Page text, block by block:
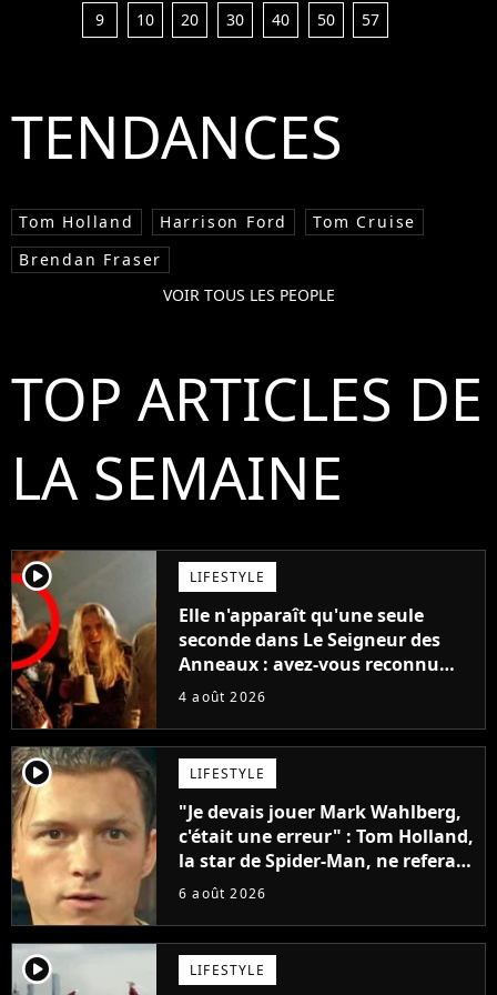
9
10 20 30 40 50 57
TENDANCES
Tom Holland Harrison Ford
Tom Cruise
Brendan Fraser
VOIR TOUS LES PEOPLE
TOP ARTICLES DE
LA SEMAINE
player2 LIFESTYLE
Elle n'apparaît qu'une seule
seconde dans Le Seigneur des
Anneaux : avez-vous reconnu
cette légende du cinéma dans la
4 août 2026
player2 LIFESTYLE
"Je devais jouer Mark Wahlberg,
c'était une erreur" : Tom Holland,
la star de Spider-Man, ne referait
pas ce blockbuster
6 août 2026
player2 LIFESTYLE